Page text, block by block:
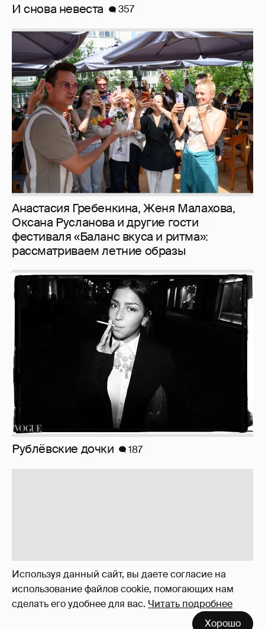
Используя данный сайт, вы даете согласие на
использование файлов cookie, помогающих нам
сделать его удобнее для вас. Читать подробнее
Хорошо
И снова невеста 357
Анастасия Гребенкина, Женя Малахова,
Оксана Русланова и другие гости
фестиваля «Баланс вкуса и ритма»:
рассматриваем летние образы
Рублёвские дочки 187